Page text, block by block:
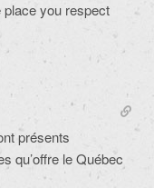
place you respect
présents
qu’offre le Québec